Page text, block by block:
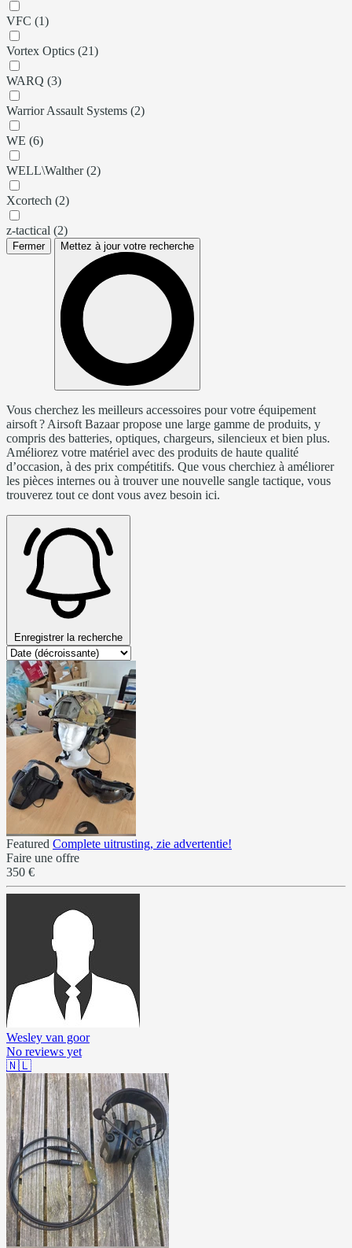
VFC (1)
Vortex Optics (21)
WARQ (3)
Warrior Assault Systems (2)
WE (6)
WELL\Walther (2)
Xcortech (2)
z-tactical (2)
Fermer Mettez à jour votre recherche
Vous cherchez les meilleurs accessoires pour votre équipement
airsoft ? Airsoft Bazaar propose une large gamme de produits, y
compris des batteries, optiques, chargeurs, silencieux et bien plus.
Améliorez votre matériel avec des produits de haute qualité
d’occasion, à des prix compétitifs. Que vous cherchiez à améliorer
les pièces internes ou à trouver une nouvelle sangle tactique, vous
trouverez tout ce dont vous avez besoin ici.
Enregistrer la recherche
Featured Complete uitrusting, zie advertentie!
Faire une offre
350 €
Wesley van goor
No reviews yet
🇳🇱